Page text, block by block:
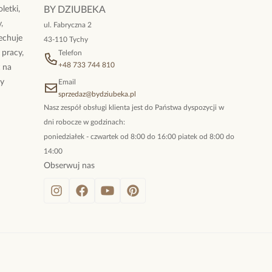
na
BY DZIUBEKA
ul. Fabryczna 2
43-110 Tychy
Telefon
+48 733 744 810
Email
sprzedaz@bydziubeka.pl
Nasz zespół obsługi klienta jest do Państwa dyspozycji w
dni robocze w godzinach:
poniedziałek - czwartek od 8:00 do 16:00 piatek od 8:00 do
14:00
Obserwuj nas